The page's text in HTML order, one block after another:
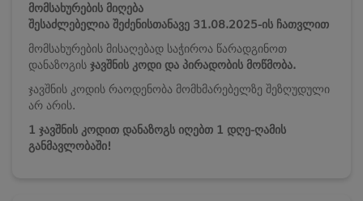
მომსახურების მიღება
შესაძლებელია შეძენისთანავე 31.08.2025-ის ჩათვლით
მომსახურების მისაღებად საჭიროა წარადგინოთ
დანაზოგის ჯავშნის კოდი და პირადობის მოწმობა.
ჯავშნის კოდის რაოდენობა მომხმარებელზე შეზღუდული
არ არის.
1 ჯავშნის კოდით დანაზოგს იღებთ 1 დღე-ღამის
განმავლობაში!